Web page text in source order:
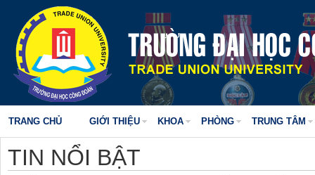
TRANG CHỦ GIỚI THIỆU KHOA PHÒNG TRUNG TÂM
TIN NỔI BẬT